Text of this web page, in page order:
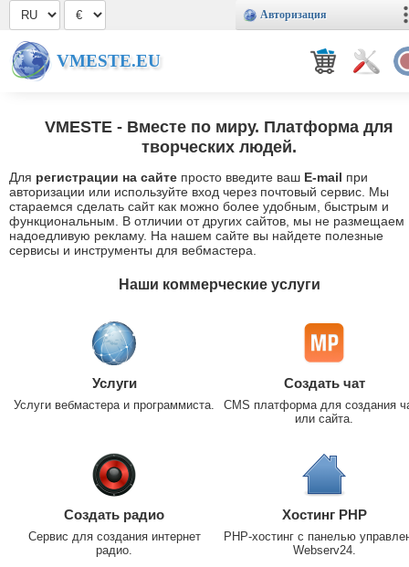
Авторизация
VMESTE.EU
VMESTE - Вместе по миру. Платформа для
творческих людей.
Для регистрации на сайте просто введите ваш E-mail при
авторизации или используйте вход через почтовый сервис. Мы
стараемся сделать сайт как можно более удобным, быстрым и
функциональным. В отличии от других сайтов, мы не размещаем
надоедливую рекламу. На нашем сайте вы найдете полезные
сервисы и инструменты для вебмастера.
Наши коммерческие услуги
Услуги
Услуги вебмастера и программиста.
Создать чат
CMS платформа для создания
или сайта.
Создать радио
Сервис для создания интернет
радио.
Хостинг PHP
PHP-хостинг с панелью
Webserv24.